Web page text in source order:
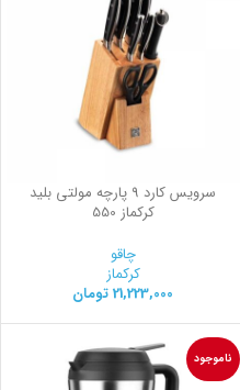
سرویس کارد 9 پارچه مولتی بلید
کرکماز 550
چاقو
کرکماز
21,223,000 تومان
ناموجود